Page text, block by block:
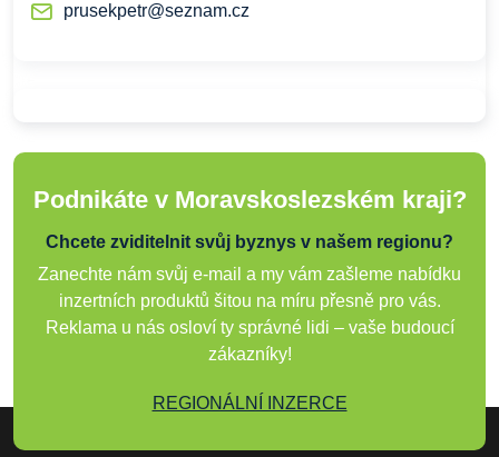
prusekpetr@seznam.cz
Podnikáte v Moravskoslezském kraji?
Chcete zviditelnit svůj byznys v našem regionu?
Zanechte nám svůj e-mail a my vám zašleme nabídku
inzertních produktů šitou na míru přesně pro vás.
Reklama u nás osloví ty správné lidi – vaše budoucí
zákazníky!
REGIONÁLNÍ INZERCE